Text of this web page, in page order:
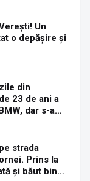
Un
o depășire și
din
23 de ani a
dar s-a
strada
strada
Prins la
și băut bine,